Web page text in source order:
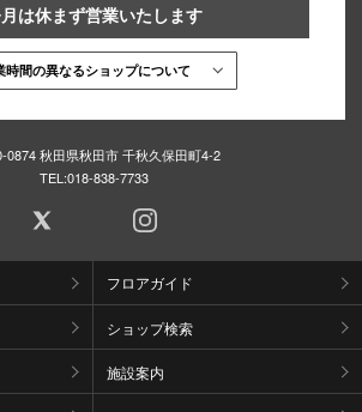
は休まず営業いたします
時間の異なるショップについて
0874 秋田県秋田市 千秋久保田町4-2
TEL:018-838-7733
フロアガイド
ショップ検索
施設案内